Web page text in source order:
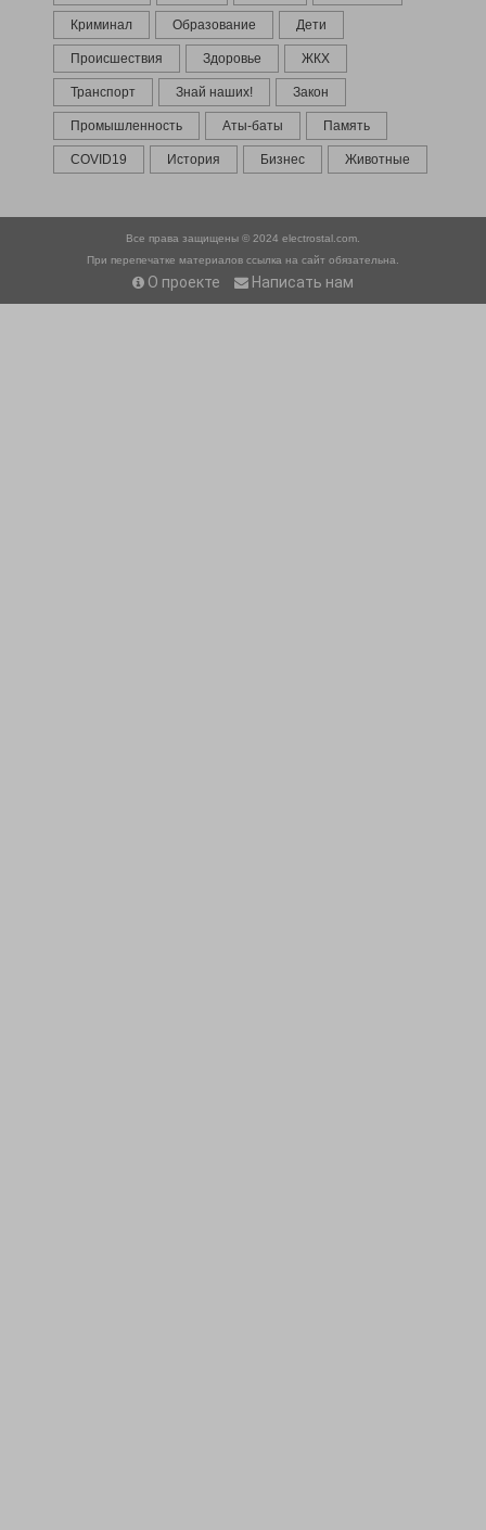
Криминал Образование Дети
Происшествия Здоровье ЖКХ
Транспорт Знай наших! Закон
Промышленность Аты-баты Память
COVID19 История Бизнес Животные
Все права защищены © 2024 electrostal.com.
При перепечатке материалов ссылка на сайт обязательна.
О проекте Написать нам